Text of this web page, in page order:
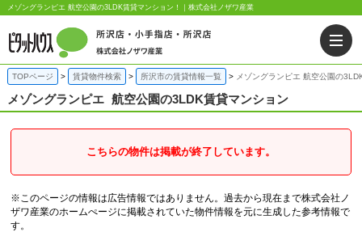
メゾングランピエ 航空公園の3LDK賃貸マンション！｜株式会社ノザワ産業
TOPページ 賃貸物件検索 所沢市の賃貸情報一覧 メゾングランピエ 航空公園の
メゾングランピエ 航空公園の3LDK賃貸マンション
こちらの物件は掲載が終了しています。
※このページの情報は広告情報ではありません。過去から現在まで株式会社ノ
ザワ産業のホームぺージに掲載されていた物件情報を元に生成した参考情報で
す。